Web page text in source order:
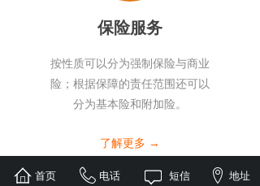
了解更多 →
保险服务
按性质可以分为强制保险与商业
险；根据保障的责任范围还可以
分为基本险和附加险。
首页 电话 短信 地址